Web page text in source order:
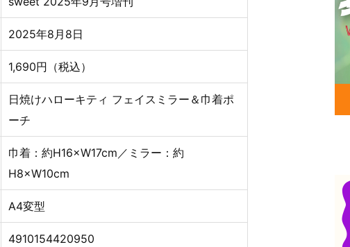
2025年8月8日
1,690円（税込）
日焼けハローキティ フェイスミラー＆巾着ポ
ーチ
巾着：約H16×W17cm／ミラー：約
H8×W10cm
A4変型
4910154420950